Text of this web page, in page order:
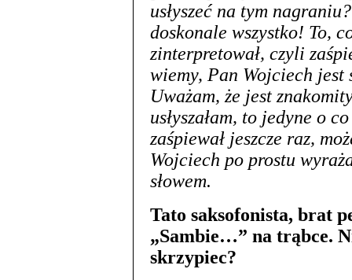
usłyszeć na tym
doskonale wszystko! To,
zinterpretował, czyli
wiemy, Pan Wojciech
Uważam, że jest
usłyszałam, to jedyne o
zaśpiewał jeszcze raz,
Wojciech po prostu
słowem.
Tato saksofonista, brat
„Sambie…” na trąbce.
skrzypiec?